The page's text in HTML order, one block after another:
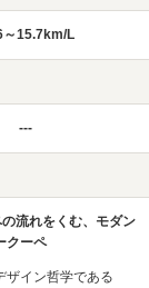
～15.7km/L
---
流れをくむ、モダン
クーペ
ザイン哲学である